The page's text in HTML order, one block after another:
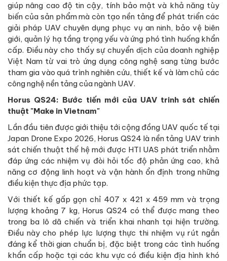
giúp nâng cao độ tin cậy, tính bảo mật và khả năng tùy
biến của sản phẩm mà còn tạo nền tảng để phát triển các
giải pháp UAV chuyên dụng phục vụ an ninh, bảo vệ biên
giới, quản lý hạ tầng trọng yếu và ứng phó tình huống khẩn
cấp. Điều này cho thấy sự chuyển dịch của doanh nghiệp
Việt Nam từ vai trò ứng dụng công nghệ sang từng bước
tham gia vào quá trình nghiên cứu, thiết kế và làm chủ các
công nghệ nền tảng của ngành UAV.
Horus QS24: Bước tiến mới của UAV trinh sát chiến
thuật "Make in Vietnam"
Lần đầu tiên được giới thiệu tới cộng đồng UAV quốc tế tại
Japan Drone Expo 2026, Horus QS24 là nền tảng UAV trinh
sát chiến thuật thế hệ mới được HTI UAS phát triển nhằm
đáp ứng các nhiệm vụ đòi hỏi tốc độ phản ứng cao, khả
năng cơ động linh hoạt và vận hành ổn định trong những
điều kiện thực địa phức tạp.
Với thiết kế gấp gọn chỉ 407 x 421 x 459 mm và trọng
lượng khoảng 7 kg, Horus QS24 có thể được mang theo
trong ba lô dã chiến và triển khai nhanh tại hiện trường.
Điều này cho phép lực lượng thực thi nhiệm vụ rút ngắn
đáng kể thời gian chuẩn bị, đặc biệt trong các tình huống
khẩn cấp hoặc tại các khu vực có điều kiện địa hình khó